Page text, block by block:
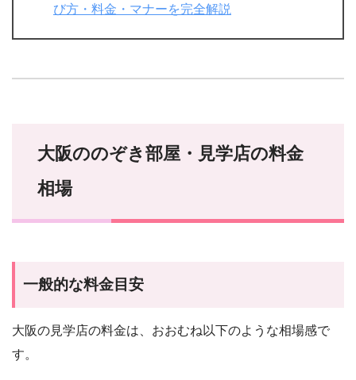
び方・料金・マナーを完全解説
大阪ののぞき部屋・見学店の料金
相場
一般的な料金目安
大阪の見学店の料金は、おおむね以下のような相場感で
す。